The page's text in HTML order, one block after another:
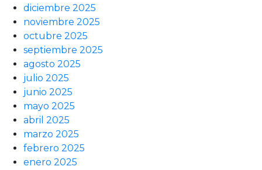
diciembre 2025
noviembre 2025
octubre 2025
septiembre 2025
agosto 2025
julio 2025
junio 2025
mayo 2025
abril 2025
marzo 2025
febrero 2025
enero 2025